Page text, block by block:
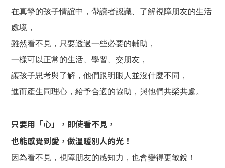
在真摯的孩子情誼中，帶讀者認識、了解視障朋友的生活
處境，
雖然看不見，只要透過一些必要的輔助，
一樣可以正常的生活、學習、交朋友，
讓孩子思考與了解，他們跟明眼人並沒什麼不同，
進而產生同理心，給予合適的協助，與他們共榮共處。
只要用「心」，即使看不見，
也能感覺到愛，做溫暖別人的光！
因為看不見，視障朋友的感知力，也會變得更敏銳！